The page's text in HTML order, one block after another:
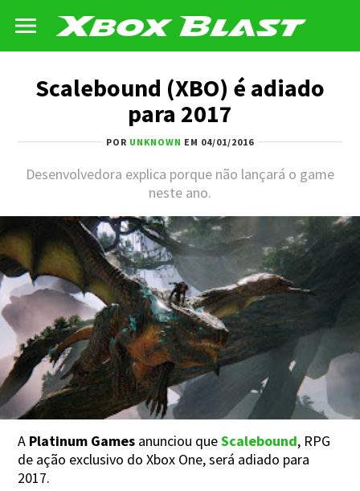
Scalebound (XBO) é adiado
para 2017
POR UNKNOWN EM 04/01/2016
Desenvolvedora explica porque não lançará o game
neste ano.
A Platinum Games anunciou queScalebound, RPG
de ação exclusivo do Xbox One, será adiado para
2017.